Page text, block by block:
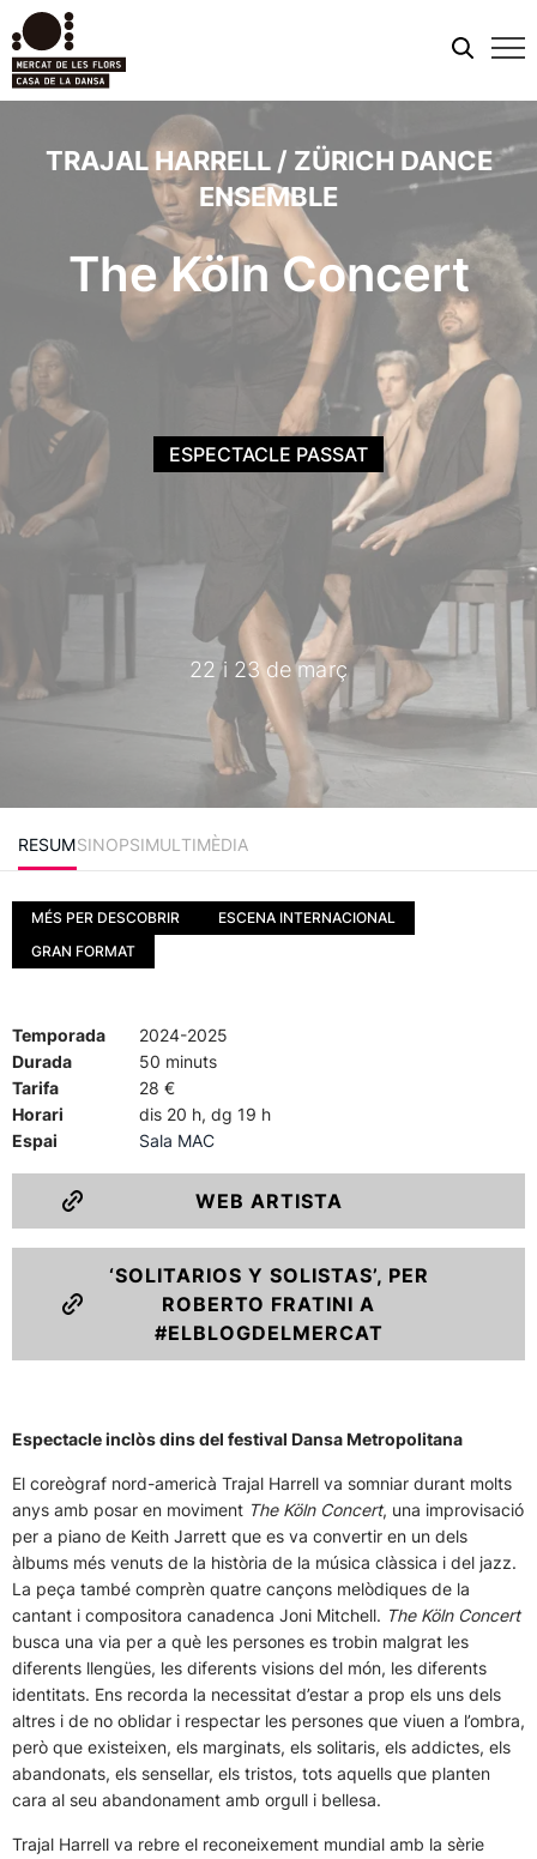
TRAJAL HARRELL / ZÜRICH DANCE
ENSEMBLE
The Köln Concert
22 i 23 de març
ESPECTACLE PASSAT
RESUMSINOPSIMULTIMÈDIA
MÉS PER DESCOBRIR
ESCENA INTERNACIONAL
GRAN FORMAT
Temporada
2024-2025
Durada
50 minuts
Tarifa
28 €
Horari
dis 20 h, dg 19 h
Espai
Sala MAC
WEB ARTISTA
‘SOLITARIOS Y SOLISTAS’, PER
ROBERTO FRATINI A
#ELBLOGDELMERCAT
Espectacle inclòs dins del festival Dansa Metropolitana
El coreògraf nord-americà Trajal Harrell va somniar durant molts
anys amb posar en moviment The Köln Concert, una improvisació
per a piano de Keith Jarrett que es va convertir en un dels
àlbums més venuts de la història de la música clàssica i del jazz.
La peça també comprèn quatre cançons melòdiques de la
cantant i compositora canadenca Joni Mitchell. The Köln Concert
busca una via per a què les persones es trobin malgrat les
diferents llengües, les diferents visions del món, les diferents
identitats. Ens recorda la necessitat d’estar a prop els uns dels
altres i de no oblidar i respectar les persones que viuen a l’ombra,
però que existeixen, els marginats, els solitaris, els addictes, els
abandonats, els sensellar, els tristos, tots aquells que planten
cara al seu abandonament amb orgull i bellesa.
Trajal Harrell va rebre el reconeixement mundial amb la sèrie